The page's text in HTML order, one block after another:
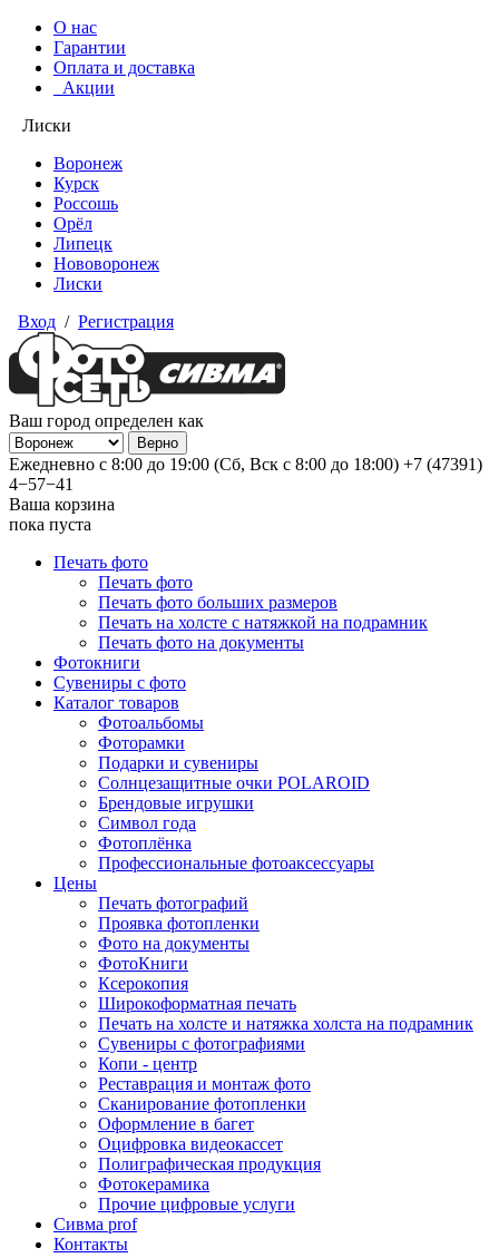
О нас
Гарантии
Оплата и доставка
Акции
Лиски
Воронеж
Курск
Россошь
Орёл
Липецк
Нововоронеж
Лиски
Вход / Регистрация
Ваш город определен как
Ежедневно с 8:00 до 19:00 (Сб, Вск с 8:00 до 18:00) +7 (47391)
4−57−41
Ваша корзина
пока пуста
Печать фото
Печать фото
Печать фото больших размеров
Печать на холсте с натяжкой на подрамник
Печать фото на документы
Фотокниги
Сувениры с фото
Каталог товаров
Фотоальбомы
Фоторамки
Подарки и сувениры
Солнцезащитные очки POLAROID
Брендовые игрушки
Символ года
Фотоплёнка
Профессиональные фотоаксессуары
Цены
Печать фотографий
Проявка фотопленки
Фото на документы
ФотоКниги
Ксерокопия
Широкоформатная печать
Печать на холсте и натяжка холста на подрамник
Сувениры с фотографиями
Копи - центр
Реставрация и монтаж фото
Сканирование фотопленки
Оформление в багет
Оцифровка видеокассет
Полиграфическая продукция
Фотокерамика
Прочие цифровые услуги
Сивма prof
Контакты